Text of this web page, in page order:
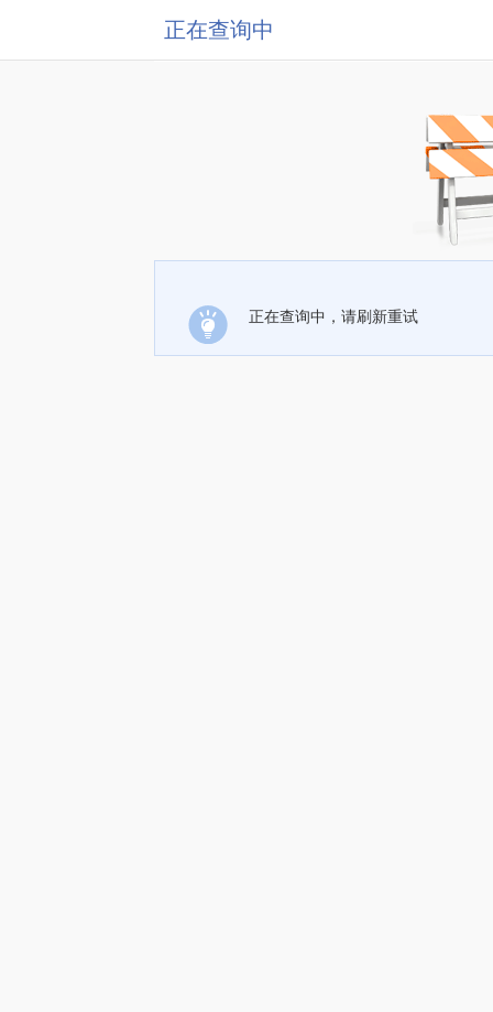
正在查询中
正在查询中，请刷新重试